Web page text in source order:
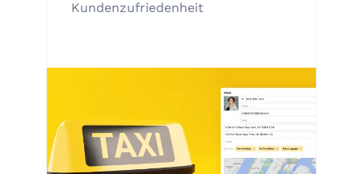
Kundenzufriedenheit